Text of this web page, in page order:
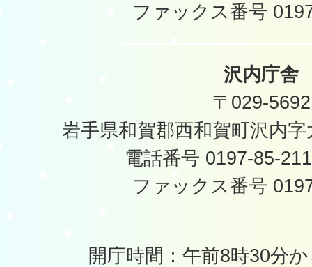
ファックス番号
沢内庁舎
〒029-5692
岩手県和賀郡西和賀町沢内
電話番号 0197-85-
ファックス番号
開庁時間：午前8時30分